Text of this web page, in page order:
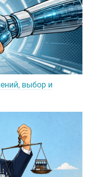
выбор и